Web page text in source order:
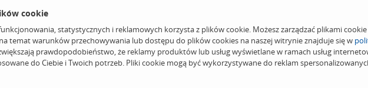
cookie
statystycznych i reklamowych korzysta z plików cookie. Możesz zarządzać plikami
temat warunków przechowywania lub dostępu do plików cookies na naszej witrynie znajduje się w
prawdopodobieństwo, że reklamy produktów lub usług wyświetlane w ramach usług
do Ciebie i Twoich potrzeb. Pliki cookie mogą być wykorzystywane do reklam